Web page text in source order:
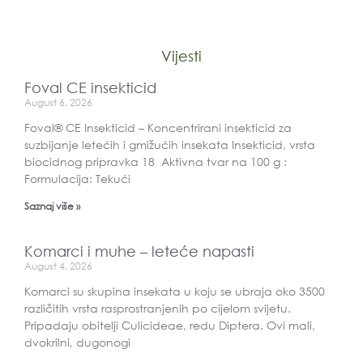
Vijesti
Foval CE insekticid
August 6, 2026
Foval® CE Insekticid – Koncentrirani insekticid za
suzbijanje letećih i gmižućih insekata Insekticid, vrsta
biocidnog pripravka 18 Aktivna tvar na 100 g :
Formulacija: Tekući
Saznaj više »
Komarci i muhe – leteće napasti
August 4, 2026
Komarci su skupina insekata u koju se ubraja oko 3500
različitih vrsta rasprostranjenih po cijelom svijetu.
Pripadaju obitelji Culicideae, redu Diptera. Ovi mali,
dvokrilni, dugonogi